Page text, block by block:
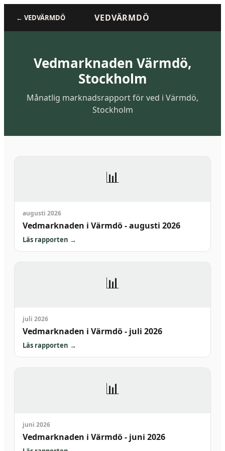
← VEDVÄRMDÖ VEDVÄRMDÖ
Vedmarknaden Värmdö,
Stockholm
Månatlig marknadsrapport för ved i Värmdö,
Stockholm
📊
augusti 2026
Vedmarknaden i Värmdö - augusti 2026
Läs rapporten →
📊
juli 2026
Vedmarknaden i Värmdö - juli 2026
Läs rapporten →
📊
juni 2026
Vedmarknaden i Värmdö - juni 2026